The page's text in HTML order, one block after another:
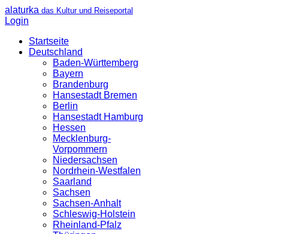
alaturka das Kultur und Reiseportal
Login
Startseite
Deutschland
Baden-Württemberg
Bayern
Brandenburg
Hansestadt Bremen
Berlin
Hansestadt Hamburg
Hessen
Mecklenburg-
Vorpommern
Niedersachsen
Nordrhein-Westfalen
Saarland
Sachsen
Sachsen-Anhalt
Schleswig-Holstein
Rheinland-Pfalz